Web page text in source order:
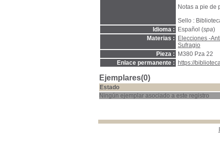
Notas a pie de
Sello :
Idioma :
Español (spa)
Materias :
Elecciones -
Sufragio
Pieza :
M380 Pza 22
Enlace permanente :
https://
Ejemplares(0)
Estado
Ningún ejemplar asociado a este registro